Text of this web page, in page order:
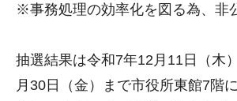
※事務処理の効率化を図る為、非
抽選結果は令和7年12月11日（木
月30日（金）まで市役所東館7階